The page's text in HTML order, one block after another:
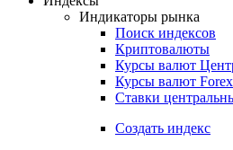
Откройте
Получить доступ
Индикаторы рынка
Поиск индексов
Курсы валют